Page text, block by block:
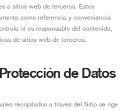
a sitios web de terceros. Estos
como referencia y conveniencia
ni es responsable del contenido,
de sitios web de terceros.
de Datos
recopilados a través del Sitio se rige